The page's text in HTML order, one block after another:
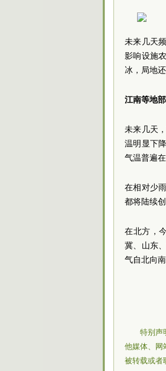
未来几天
影响设施
冰，局地
江南等地
未来几天
温明显下
气温普遍
在相对少
都将陆续
在北方，
冀、山东
气自北向
特别声
他媒体、网
被转载或者